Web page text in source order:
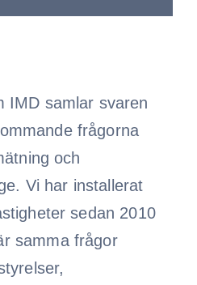
IMD samlar svaren
frågorna
och
Vi har installerat
sedan 2010
samma frågor